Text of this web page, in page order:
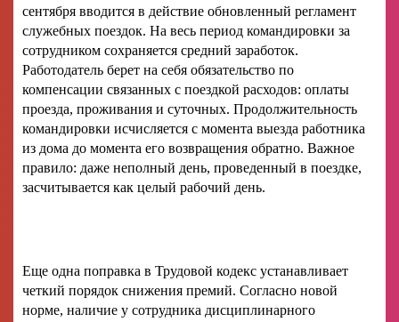
сентября вводится в действие обновленный регламент
служебных поездок. На весь период командировки за
сотрудником сохраняется средний заработок.
Работодатель берет на себя обязательство по
компенсации связанных с поездкой расходов: оплаты
проезда, проживания и суточных. Продолжительность
командировки исчисляется с момента выезда работника
из дома до момента его возвращения обратно. Важное
правило: даже неполный день, проведенный в поездке,
засчитывается как целый рабочий день.
Еще одна поправка в Трудовой кодекс устанавливает
четкий порядок снижения премий. Согласно новой
норме, наличие у сотрудника дисциплинарного